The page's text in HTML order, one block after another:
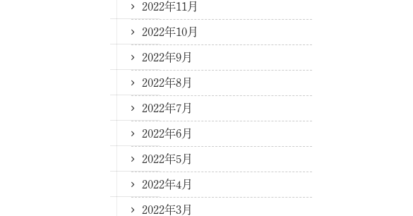
2022年11月
2022年10月
2022年9月
2022年8月
2022年7月
2022年6月
2022年5月
2022年4月
2022年3月